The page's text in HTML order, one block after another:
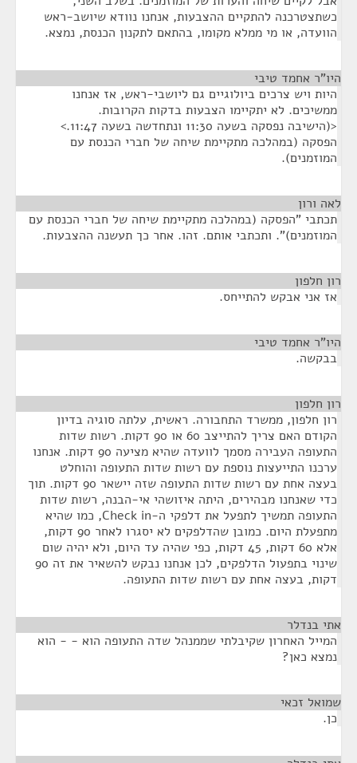
כשתצטרכנה להתקיים ההצבעות, אנחנו נוודא שיושב-ראש
הוועדה, או מי ממלא מקומו, בהתאם לתקנון הכנסת, נמצא.
היו"ר אחמד טיבי
היות ויש צרכים ביולוגיים גם ליושבי-ראש, אז אנחנו
ממשיכים. לא יתקיימו הצבעות בדקות הקרובות.
<(הישיבה נפסקה בשעה 11:30 ונתחדשה בשעה 11:47.>
הפסקה (במהלכה מתקיימת שיחה של חברי הכנסת עם
המוזמנים).
לאה ורון
תכתבי "הפסקה (במהלכה מתקיימת שיחה של חברי הכנסת עם
המוזמנים)". ותכתבי אותם. זהו. אחר כך תעשנה ההצבעות.
רון חלפון
אז אני אבקש להתייחס.
היו"ר אחמד טיבי
בבקשה.
רון חלפון
רון חלפון, ממשרד התחבורה. ראשית, עלתה סוגיה בדיון
הקודם האם צריך להתייצב 60 או 90 דקות. רשות שדות
התעופה העבירה מסמך לוועדה שהיא מציעה 90 דקות. אנחנו
ערכנו התייעצות נוספת עם רשות שדות התעופה והוחלט
בעצה אחת עם רשות שדות התעופה שזה יישאר 90 דקות. תוך
כדי שאנחנו מבהירים, היתה איזושהי אי-הבנה, רשות שדות
התעופה תמשיך לתפעל את דלפקי ה-Check in, כמו שהיא
מתפעלת היום. כמובן שהדלפקים לא יסגרו לאחר 90 דקות,
אלא 60 דקות, 45 דקות, כפי שהיה עד היום, ולא יהיה שום
שינוי בתפעול הדלפקים, לכן אנחנו נבקש להשאיר את זה 90
דקות, בעצה אחת עם רשות שדות התעופה.
אתי בנדלר
המייל האחרון שקיבלתי שממנהל שדה התעופה הוא - - הוא
נמצא כאן?
שמואל זכאי
כן.